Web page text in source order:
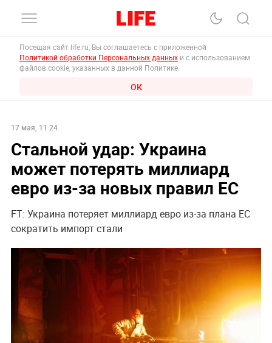
Посещая сайт life.ru, Вы соглашаетесь с приложенной
Политикой обработки Персональных данных и с использованием
файлов cookie, указанных в данной Политике.
ОК
17 мая, 11:24
Стальной удар: Украина
может потерять миллиард
евро из-за новых правил ЕС
FT: Украина потеряет миллиард евро из-за плана ЕС
сократить импорт стали